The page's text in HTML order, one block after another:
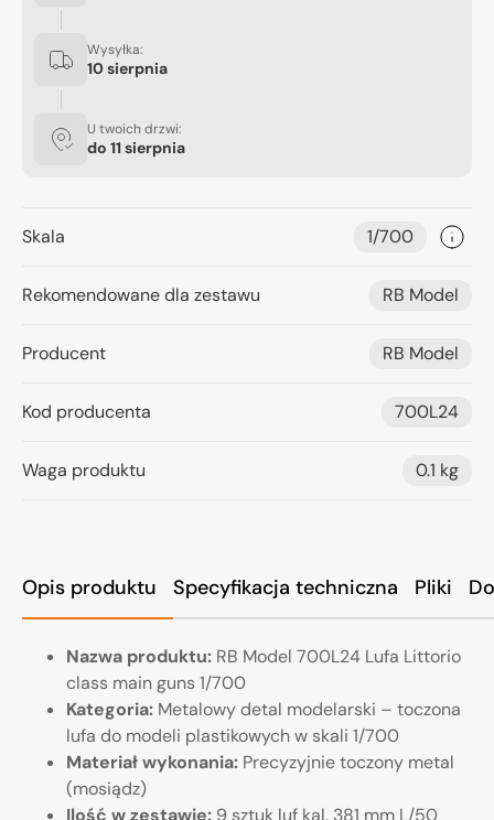
Opis produktu Specyfikacja techniczna Pliki
Nazwa produktu: RB Model 700L24 Lufa Littorio
class main guns 1/700
Kategoria: Metalowy detal modelarski – toczona
lufa do modeli plastikowych w skali 1/700
Materiał wykonania: Precyzyjnie toczony metal
(mosiądz)
Ilość w zestawie: 9 sztuk luf kal. 381 mm L/50
Wysyłka:
10 sierpnia
U twoich drzwi:
do 11 sierpnia
Skala 1/700
Rekomendowane dla zestawu RB Model
Producent RB Model
Kod producenta 700L24
Waga produktu 0.1 kg